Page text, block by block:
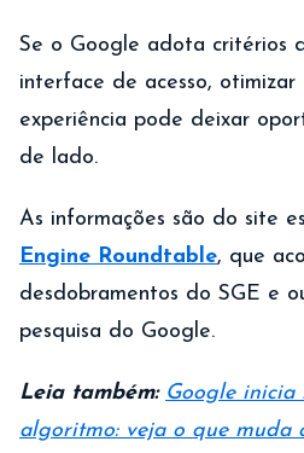
Se o Google adota critérios
interface de acesso, otimizar
experiência pode deixar
de lado.
As informações são do site
Engine Roundtable, que
desdobramentos do SGE e
pesquisa do Google.
Leia também: Google inicia
algoritmo: veja o que muda